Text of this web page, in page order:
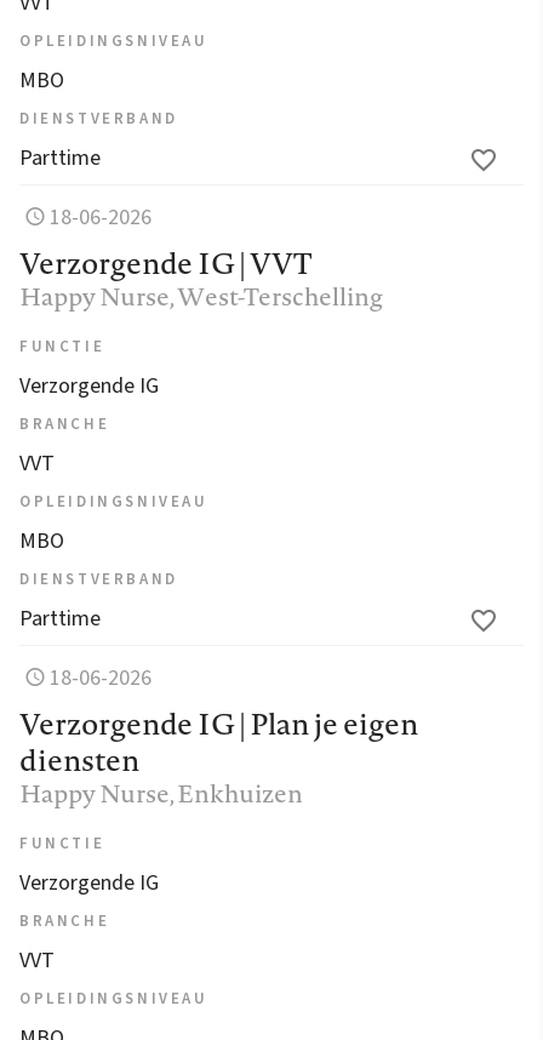
OPLEIDINGSNIVEAU
MBO
DIENSTVERBAND
Parttime
18-06-2026
Verzorgende IG | VVT
Happy Nurse, West-Terschelling
FUNCTIE
Verzorgende IG
BRANCHE
VVT
OPLEIDINGSNIVEAU
MBO
DIENSTVERBAND
Parttime
18-06-2026
Verzorgende IG | Plan je eigen
diensten
Happy Nurse, Enkhuizen
FUNCTIE
Verzorgende IG
BRANCHE
VVT
OPLEIDINGSNIVEAU